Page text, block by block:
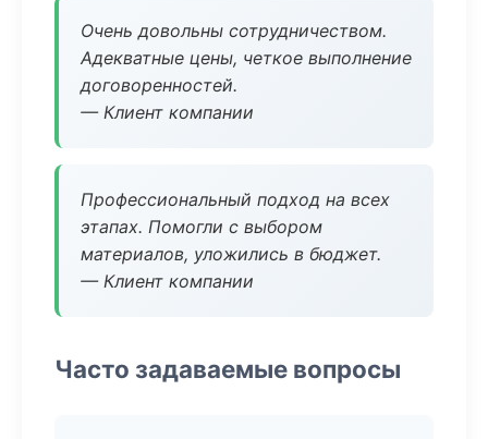
Очень довольны сотрудничеством.
Адекватные цены, четкое выполнение
договоренностей.
— Клиент компании
Профессиональный подход на всех
этапах. Помогли с выбором
материалов, уложились в бюджет.
— Клиент компании
Часто задаваемые вопросы